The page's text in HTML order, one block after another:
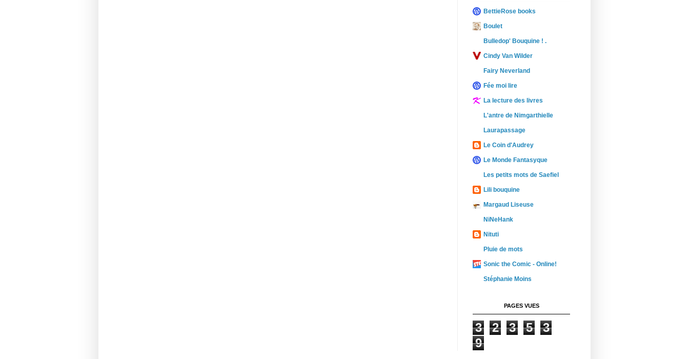
BettieRose books
Boulet
Bulledop' Bouquine ! .
Cindy Van Wilder
Fairy Neverland
Fée moi lire
La lecture des livres
L'antre de Nimgarthielle
Laurapassage
Le Coin d'Audrey
Le Monde Fantasyque
Les petits mots de Saefiel
Lili bouquine
Margaud Liseuse
NiNeHank
Nituti
Pluie de mots
Sonic the Comic - Online!
Stéphanie Moins
PAGES VUES
3 2 3 5
3
9